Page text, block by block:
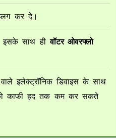
कर दे।
इसके साथ हीवॉटर ओवरफ्लो
इलेक्ट्रॉनिक डिवाइस के साथ
काफी हद तक कम कर सकते